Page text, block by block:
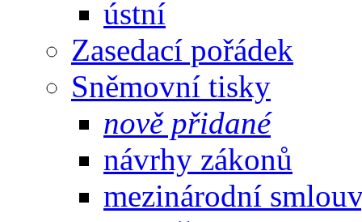
ústní
Zasedací pořádek
Sněmovní tisky
nově přidané
návrhy zákonů
mezinárodní